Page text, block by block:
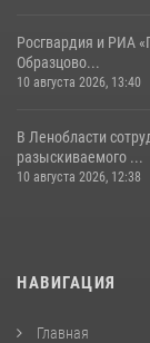
Росгвардия и РИА
Образцово...
10 августа 2026, 13:40
В Ленобласти
разыскиваемого ...
10 августа 2026, 12:38
НАВИГАЦИЯ
Главная